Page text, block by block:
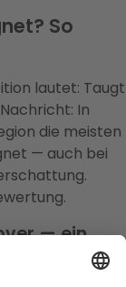
So
lautet: Taugt
In
die meisten
— auch bei
— ein